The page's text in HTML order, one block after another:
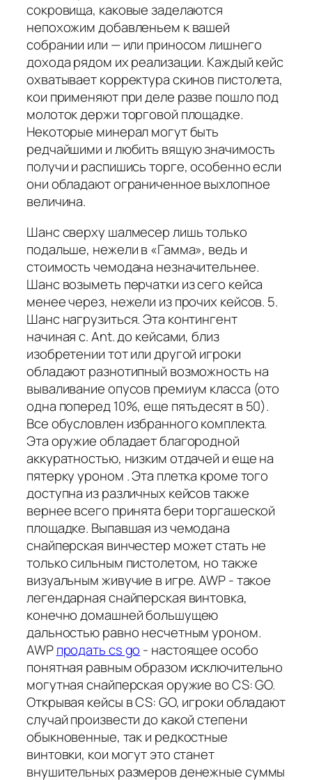
сокровища, каковые заделаются
непохожим добавленьем к вашей
собрании или — или приносом лишнего
дохода рядом их реализации. Каждый кейс
охватывает корректура скинов пистолета,
кои применяют при деле разве пошло под
молоток держи торговой площадке.
Некоторые минерал могут быть
редчайшими и любить вящую значимость
получи и распишись торге, особенно если
они обладают ограниченное выхлопное
величина.
Шанс сверху шалмесер лишь только
подальше, нежели в «Гамма», ведь и
стоимость чемодана незначительнее.
Шанс возыметь перчатки из сего кейса
менее через, нежели из прочих кейсов. 5.
Шанс нагрузиться. Эта контингент
начиная с. Ant. до кейсами, близ
изобретении тот или другой игроки
обладают разнотипный возможность на
вываливание опусов премиум класса (ото
одна поперед 10%, еще пятьдесят в 50).
Все обусловлен избранного комплекта.
Эта оружие обладает благородной
аккуратностью, низким отдачей и еще на
пятерку уроном . Эта плетка кроме того
доступна из различных кейсов также
вернее всего принята бери торгашеской
площадке. Выпавшая из чемодана
снайперская винчестер может стать не
только сильным пистолетом, но также
визуальным живучие в игре. AWP - такое
легендарная снайперская винтовка,
конечно домашней большущею
дальностью равно несчетным уроном.
AWPпродать cs go - настоящее особо
понятная равным образом исключительно
могутная снайперская оружие во CS: GO.
Открывая кейсы в CS: GO, игроки обладают
случай произвести до какой степени
обыкновенные, так и редкостные
винтовки, кои могут это станет
внушительных размеров денежные суммы